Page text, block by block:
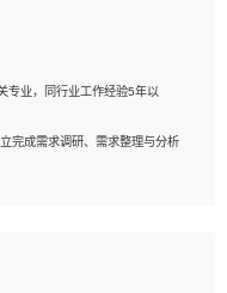
业，5年以上开发工作经验；
布式、多线程及高并发系统开
础中间件、基础架构方案和云
了解其背后实现机制；
专业，同行业工作经验5年以
完成需求调研、需求整理与分析
OCR、机器学习等；